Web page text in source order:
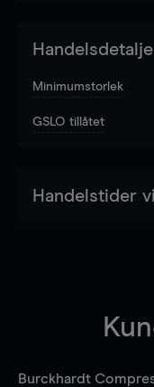
Minimumstorlek
GSLO tillåtet
Handelstider
Burckhardt